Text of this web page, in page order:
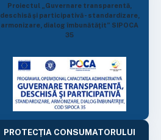
Proiectul „Guvernare transparentă,
deschisă şi participativă - standardizare,
armonizare, dialog îmbunătăţit” SIPOCA
35
PROTECȚIA CONSUMATORULUI